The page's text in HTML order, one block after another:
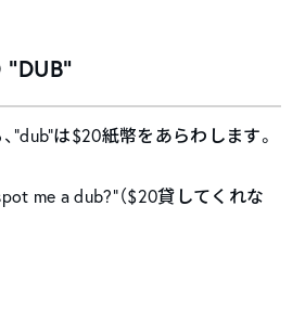
“dub”は$20紙幣をあらわします。
me a dub?”（$20貸してくれな